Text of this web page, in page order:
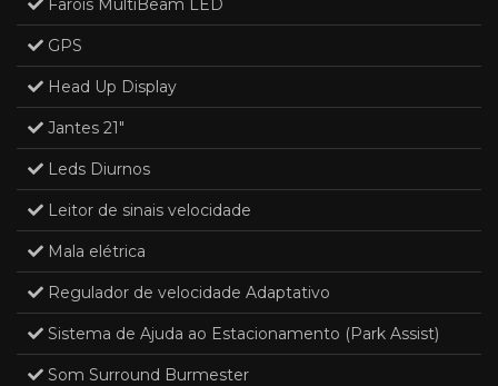
GPS
Head Up Display
Jantes 21"
Leds Diurnos
Leitor de sinais velocidade
Mala elétrica
Regulador de velocidade Adaptativo
Sistema de Ajuda ao Estacionamento (Park Assist)
Som Surround Burmester